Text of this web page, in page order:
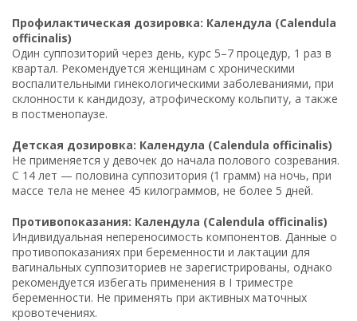
Профилактическая дозировка: Календула (Calendula
officinalis)
Один суппозиторий через день, курс 5–7 процедур, 1 раз в
квартал. Рекомендуется женщинам с хроническими
воспалительными гинекологическими заболеваниями, при
склонности к кандидозу, атрофическому кольпиту, а также
в постменопаузе.
Детская дозировка: Календула (Calendula officinalis)
Не применяется у девочек до начала полового созревания.
С 14 лет — половина суппозитория (1 грамм) на ночь, при
массе тела не менее 45 килограммов, не более 5 дней.
Противопоказания: Календула (Calendula officinalis)
Индивидуальная непереносимость компонентов. Данные о
противопоказаниях при беременности и лактации для
вагинальных суппозиториев не зарегистрированы, однако
рекомендуется избегать применения в I триместре
беременности. Не применять при активных маточных
кровотечениях.